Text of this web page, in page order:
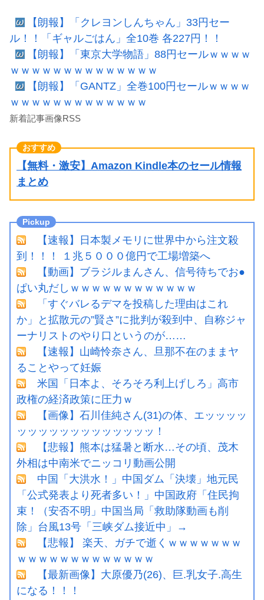
【朗報】「クレヨンしんちゃん」33円セー
ル！！「ギャルごはん」全10巻 各227円！！
【朗報】「東京大学物語」88円セールｗｗｗｗ
ｗｗｗｗｗｗｗｗｗｗｗｗｗｗ
【朗報】「GANTZ」全巻100円セールｗｗｗｗ
ｗｗｗｗｗｗｗｗｗｗｗｗｗ
新着記事画像RSS
【無料・激安】Amazon Kindle本のセール情報
まとめ
【速報】日本製メモリに世界中から注文殺
到！！！ １兆５０００億円で工場増築へ
【動画】ブラジルまんさん、信号待ちでお●
ぱい丸だしｗｗｗｗｗｗｗｗｗｗｗｗ
「すぐバレるデマを投稿した理由はこれ
か」と拡散元の”賢さ”に批判が殺到中、自称ジャ
ーナリストのやり口というのが……
【速報】山崎怜奈さん、旦那不在のままヤ
ることやって妊娠
米国「日本よ、そろそろ利上げしろ」高市
政権の経済政策に圧力ｗ
【画像】石川佳純さん(31)の体、エッッッッ
ッッッッッッッッッッッッッ！
【悲報】熊本は猛暑と断水…その頃、茂木
外相は中南米でニッコリ動画公開
中国「大洪水！」中国ダム「決壊」地元民
「公式発表より死者多い！」中国政府「住民拘
束！（安否不明」中国当局「救助隊動画も削
除」台風13号「三峡ダム接近中」→
【悲報】 楽天、ガチで逝くｗｗｗｗｗｗｗ
ｗｗｗｗｗｗｗｗｗｗｗｗｗ
【最新画像】大原優乃(26)、巨.乳女子.高生
になる！！！